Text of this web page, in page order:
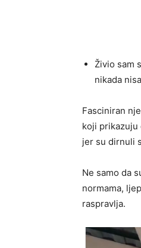
Živio sam
nikada
Fasciniran
koji prikazuju
jer su dirnuli
Ne samo da
normama,
raspravlja.